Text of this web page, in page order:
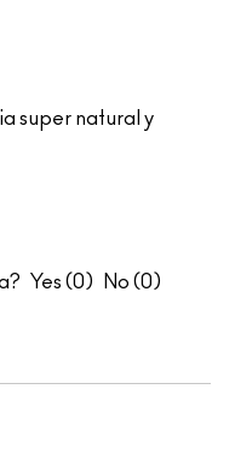
super natural y
0 0